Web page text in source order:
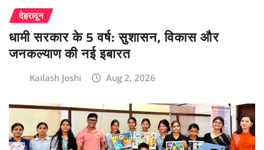
देहरादून
धामी सरकार के 5 वर्ष: सुशासन, विकास और
जनकल्याण की नई इबारत
Kailash Joshi Aug 2, 2026